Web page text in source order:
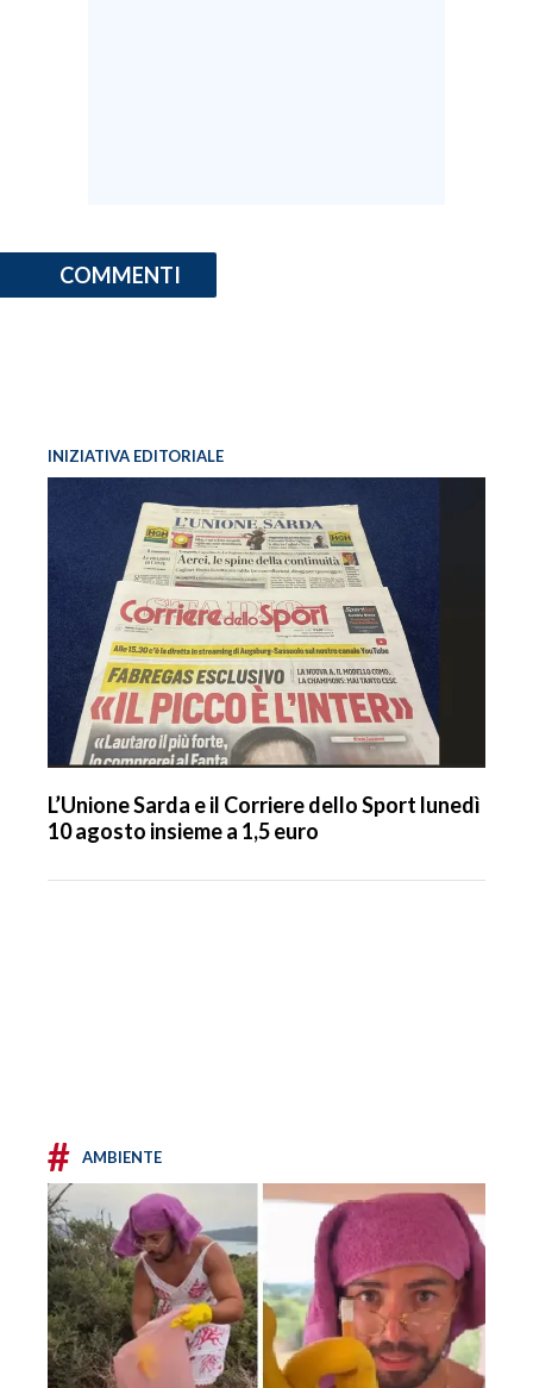
COMMENTI
INIZIATIVA EDITORIALE
L’Unione Sarda e il Corriere dello Sport lunedì
10 agosto insieme a 1,5 euro
# AMBIENTE